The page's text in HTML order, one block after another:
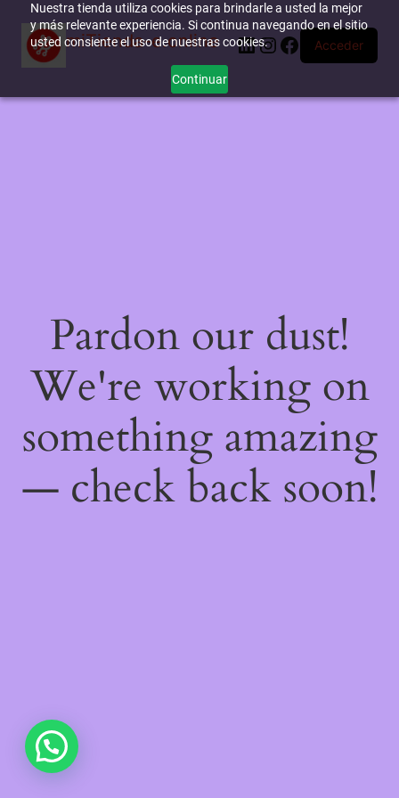
Nuestra tienda utiliza cookies para brindarle a usted la mejor
y más relevante experiencia. Si continua navegando en el sitio
usted consiente el uso de nuestras cookies.
Continuar
miTienda-e.online LinkedIn
Instagram
Facebook
Acceder
Pardon our dust!
We're working on
something amazing
— check back soon!